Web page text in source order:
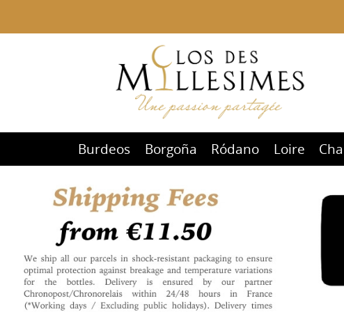
Burdeos Borgoña Ródano Loire